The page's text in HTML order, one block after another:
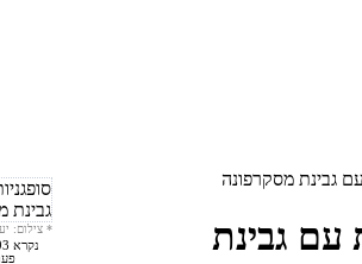
צילום: יעל אילן *
גבינת מסקרפונה
עם גבינת